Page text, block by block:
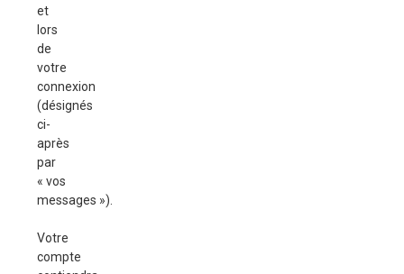
et
lors
de
votre
connexion
(désignés
ci-
après
par
« vos
messages »).
Votre
compte